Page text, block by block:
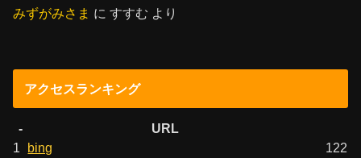
みずがみさま にすすむ より
アクセスランキング
-
URL
1
bing
122